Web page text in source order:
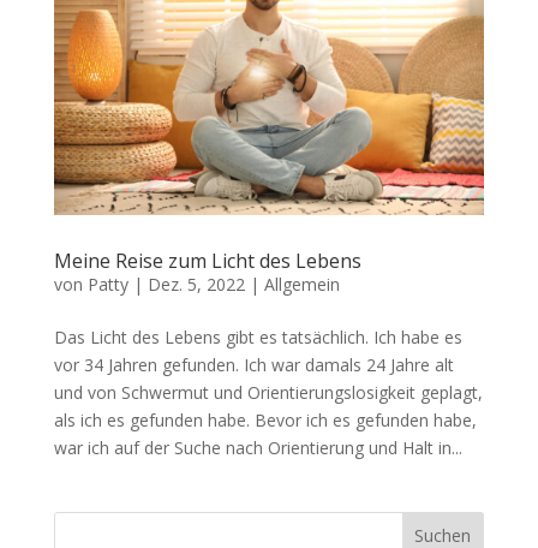
Meine Reise zum Licht des Lebens
von Patty| Dez. 5, 2022 | Allgemein
Das Licht des Lebens gibt es tatsächlich. Ich habe es
vor 34 Jahren gefunden. Ich war damals 24 Jahre alt
und von Schwermut und Orientierungslosigkeit geplagt,
als ich es gefunden habe. Bevor ich es gefunden habe,
war ich auf der Suche nach Orientierung und Halt in...
Suchen